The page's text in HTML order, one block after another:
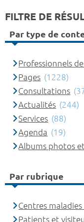
FILTRE DE
Par type de
Professionnels
Pages (1228)
Consultations
Actualités (244)
Services (88)
Agenda (19)
Albums photos
Par rubrique
Centres
Patients et